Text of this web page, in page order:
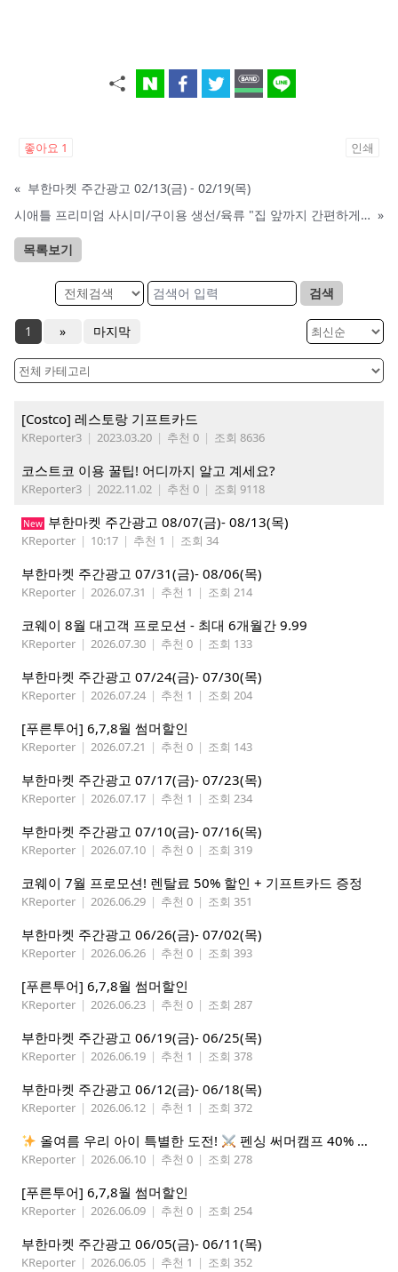
좋아요 1 인쇄
« 부한마켓 주간광고 02/13(금) - 02/19(목)
시애틀 프리미엄 사시미/구이용 생선/육류 "집 앞까지 간편하게" – 영오션샵닷컴 »
목록보기
검색
1 » 마지막
[Costco] 레스토랑 기프트카드
KReporter3 | 2023.03.20 | 추천 0 | 조회 8636
코스트코 이용 꿀팁! 어디까지 알고 계세요?
KReporter3 | 2022.11.02 | 추천 0 | 조회 9118
New 부한마켓 주간광고 08/07(금)- 08/13(목)
KReporter | 10:17 | 추천 1 | 조회 34
부한마켓 주간광고 07/31(금)- 08/06(목)
KReporter | 2026.07.31 | 추천 1 | 조회 214
코웨이 8월 대고객 프로모션 - 최대 6개월간 9.99
KReporter | 2026.07.30 | 추천 0 | 조회 133
부한마켓 주간광고 07/24(금)- 07/30(목)
KReporter | 2026.07.24 | 추천 1 | 조회 204
[푸른투어] 6,7,8월 썸머할인
KReporter | 2026.07.21 | 추천 0 | 조회 143
부한마켓 주간광고 07/17(금)- 07/23(목)
KReporter | 2026.07.17 | 추천 1 | 조회 234
부한마켓 주간광고 07/10(금)- 07/16(목)
KReporter | 2026.07.10 | 추천 0 | 조회 319
코웨이 7월 프로모션! 렌탈료 50% 할인 + 기프트카드 증정
KReporter | 2026.06.29 | 추천 0 | 조회 351
부한마켓 주간광고 06/26(금)- 07/02(목)
KReporter | 2026.06.26 | 추천 0 | 조회 393
[푸른투어] 6,7,8월 썸머할인
KReporter | 2026.06.23 | 추천 0 | 조회 287
부한마켓 주간광고 06/19(금)- 06/25(목)
KReporter | 2026.06.19 | 추천 1 | 조회 378
부한마켓 주간광고 06/12(금)- 06/18(목)
KReporter | 2026.06.12 | 추천 1 | 조회 372
올여름 우리 아이 특별한 도전! 펜싱 써머캠프 40% 선착순 할인
KReporter | 2026.06.10 | 추천 0 | 조회 278
[푸른투어] 6,7,8월 썸머할인
KReporter | 2026.06.09 | 추천 0 | 조회 254
부한마켓 주간광고 06/05(금)- 06/11(목)
KReporter | 2026.06.05 | 추천 1 | 조회 352